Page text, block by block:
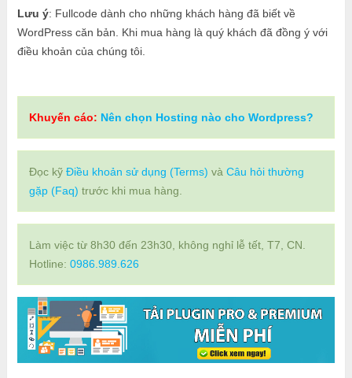
Lưu ý: Fullcode dành cho những khách hàng đã biết về
WordPress căn bản. Khi mua hàng là quý khách đã đồng ý với
điều khoản của chúng tôi.
Khuyến cáo: Nên chọn Hosting nào cho Wordpress?
Đọc kỹ Điều khoản sử dụng (Terms) và Câu hỏi thường
gặp (Faq) trước khi mua hàng.
Làm việc từ 8h30 đến 23h30, không nghỉ lễ tết, T7, CN.
Hotline: 0986.989.626